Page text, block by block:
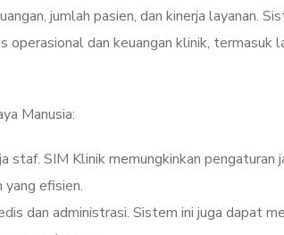
jumlah pasien, dan kinerja layanan.
operasional dan keuangan klinik, termasuk
Manusia:
staf. SIM Klinik memungkinkan
efisien.
dan administrasi. Sistem ini juga dapat